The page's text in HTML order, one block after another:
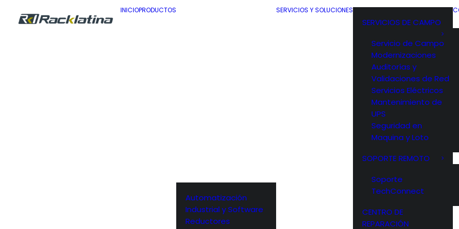
INICIOPRODUCTOS
Automatización
Industrial y Software
Reductores
SERVICIOS Y SOLUCIONES
SERVICIOS DE CAMPO
Servicio de Campo
Modernizaciones
Auditorías y
Validaciones de Red
Servicios Eléctricos
Mantenimiento de
UPS
Seguridad en
Maquina y Loto
SOPORTE REMOTO
Soporte
TechConnect
CENTRO DE
REPARACIÓN